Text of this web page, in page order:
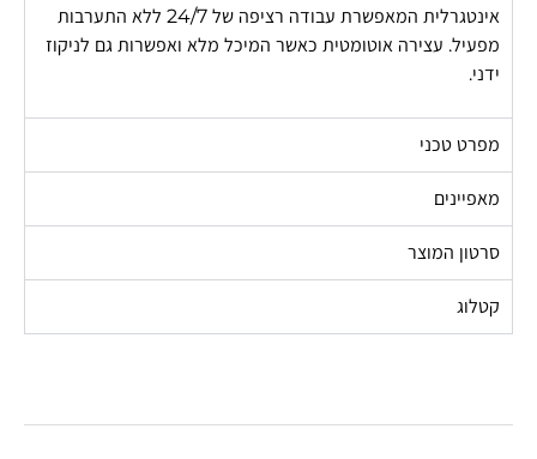
אינטגרלית המאפשרת עבודה רציפה של 24/7 ללא התערבות
מפעיל. עצירה אוטומטית כאשר המיכל מלא ואפשרות גם לניקוז
ידני.
מפרט טכני
מאפיינים
סרטון המוצר
קטלוג